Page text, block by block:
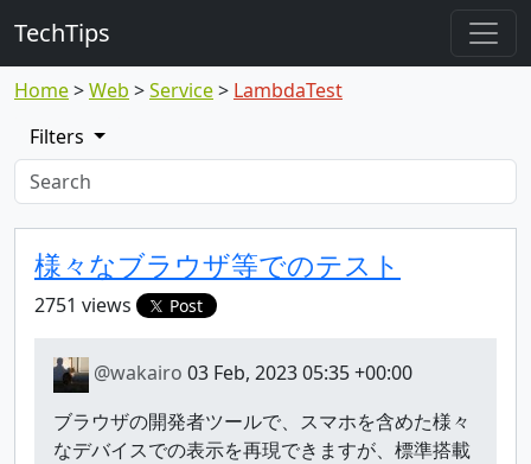
TechTips
Home Web Service
LambdaTest
Filters
Highlighted topic
Topic
様々なブラウザ等でのテスト
2751 views Post
@wakairo 03 Feb, 2023 05:35 +00:00
ブラウザの開発者ツールで、スマホを含めた様々
なデバイスでの表示を再現できますが、標準搭載